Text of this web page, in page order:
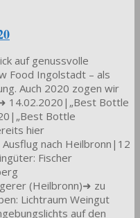
auf genussvolle
Food Ingolstadt – als
Auch 2020 zogen wir
14.02.2020|„Best Bottle
Bottle
hier
nach Heilbronn|12
Fischer
(Heilbronn)➜ zu
Lichtraum Weingut
auf den